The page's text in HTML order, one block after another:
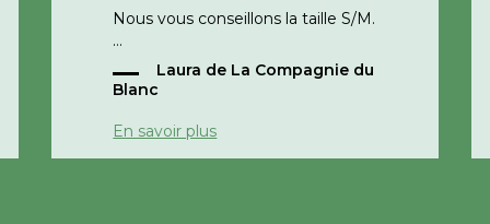
Nous vous conseillons la taille S/M.
Cordialement,
Laura de La Compagnie du
Blanc
En savoir plus